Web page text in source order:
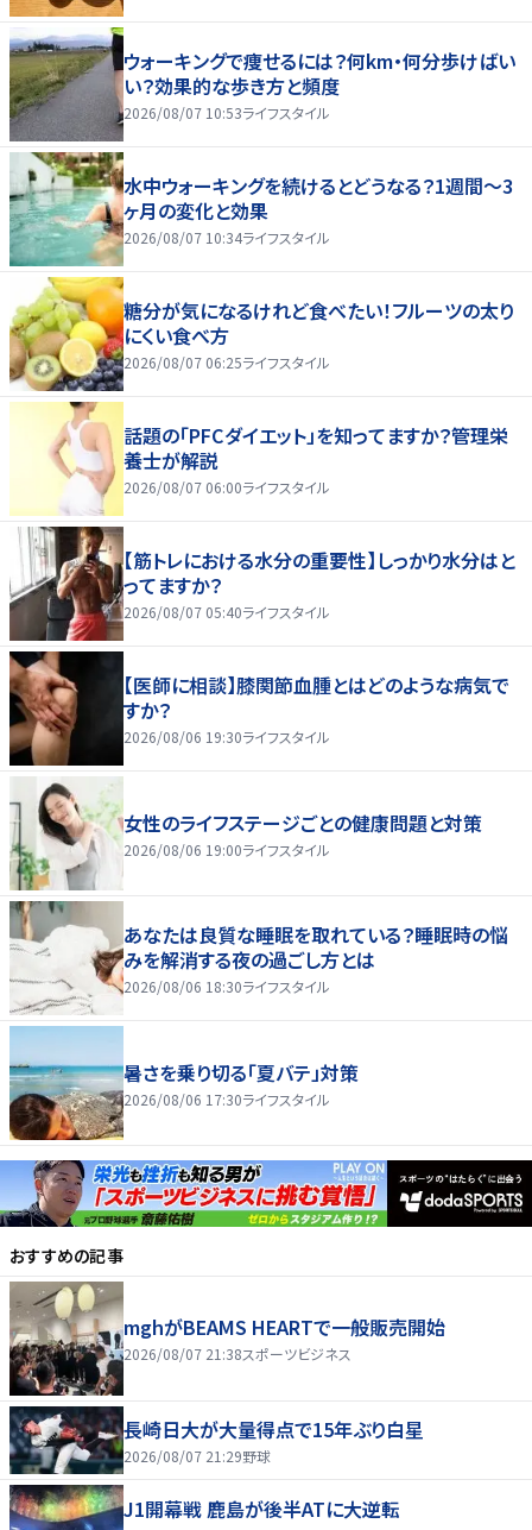
ウォーキングで痩せるには？何km・何分歩けばい
い？効果的な歩き方と頻度
2026/08/07 10:53ライフスタイル
水中ウォーキングを続けるとどうなる？1週間～3
ヶ月の変化と効果
2026/08/07 10:34ライフスタイル
糖分が気になるけれど食べたい！フルーツの太り
にくい食べ方
2026/08/07 06:25ライフスタイル
話題の「PFCダイエット」を知ってますか？管理栄
養士が解説
2026/08/07 06:00ライフスタイル
【筋トレにおける水分の重要性】しっかり水分はと
ってますか？
2026/08/07 05:40ライフスタイル
【医師に相談】膝関節血腫とはどのような病気で
すか？
2026/08/06 19:30ライフスタイル
女性のライフステージごとの健康問題と対策
2026/08/06 19:00ライフスタイル
あなたは良質な睡眠を取れている？睡眠時の悩
みを解消する夜の過ごし方とは
2026/08/06 18:30ライフスタイル
暑さを乗り切る「夏バテ」対策
2026/08/06 17:30ライフスタイル
おすすめの記事
mghがBEAMS HEARTで一般販売開始
2026/08/07 21:38スポーツビジネス
長崎日大が大量得点で15年ぶり白星
2026/08/07 21:29野球
J1開幕戦 鹿島が後半ATに大逆転